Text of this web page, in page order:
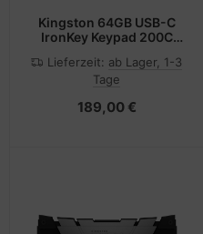
Kingston 64GB USB-C
IronKey Keypad 200C
3(Pending)AES-256
Lieferzeit: ab Lager, 1-3
Tage
189,00 €